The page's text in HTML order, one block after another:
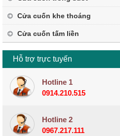
Cửa cuốn khe thoáng
Cửa cuốn tấm liền
Hỗ trợ trực tuyến
Hotline 1
0914.210.515
Hotline 2
0967.217.111